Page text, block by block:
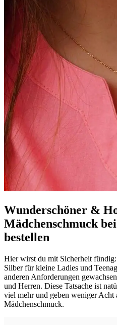
Wunderschöner &
Mädchenschmuck
bestellen
Hier wirst du mit Sicherheit
Silber für kleine Ladies und
anderen Anforderungen
und Herren. Diese Tatsache ist
viel mehr und geben weniger Acht
Mädchenschmuck.